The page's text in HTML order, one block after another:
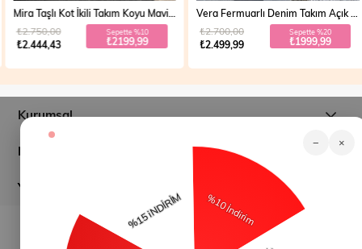
Mira Taşlı Kot İkili Takım Koyu Mavi 19286
₺2.444,43
₺2.750,00 Sepette %10
₺2199,99
Vera Fermuarlı Denim Takım Açık Mavi 19298
₺2.499,99
₺2.700,00 Sepette %20
₺1999,99
Kurumsal
Müşteri İlişkileri
Yardım
− ×